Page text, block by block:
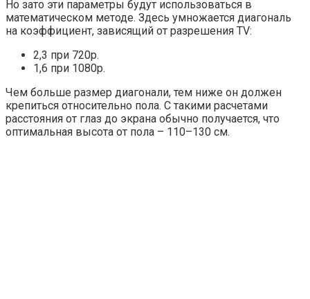
Но зато эти параметры будут использоваться в
математическом методе. Здесь умножается диагональ
на коэффициент, зависящий от разрешения TV:
2,3 при 720р.
1,6 при 1080р.
Чем больше размер диагонали, тем ниже он должен
крепиться относительно пола. С такими расчетами
расстояния от глаз до экрана обычно получается, что
оптимальная высота от пола – 110–130 см.